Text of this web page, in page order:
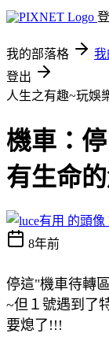
我的部落格 我
登出
人生之有趣~玩娛
機車：
有生命
8年前
停這"機車待轉
~但１號遇到了
要熄了 !!!